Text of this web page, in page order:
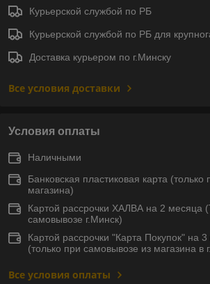
Курьерской службой по РБ
Курьерской службой по РБ для
Доставка курьером по г.Минску
Все условия доставки
Условия оплаты
Наличными
Банковская пластиковая карта
магазина)
Картой рассрочки ХАЛВА на 2 месяца
самовывозе г.Минск)
Картой рассрочки "Карта Покупок" на
(только при самовывозе из магазина в
Все условия оплаты